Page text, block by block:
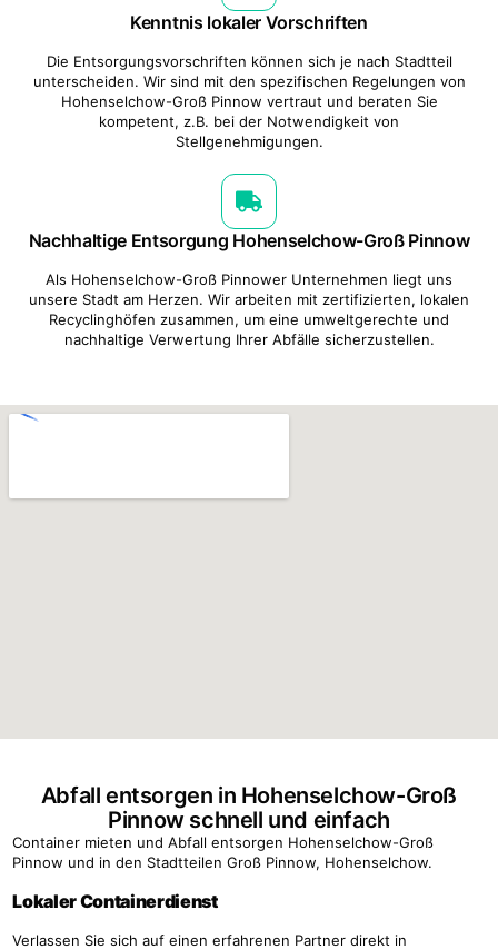
Kenntnis lokaler Vorschriften
Die Entsorgungsvorschriften können sich je nach Stadtteil
unterscheiden. Wir sind mit den spezifischen Regelungen von
Hohenselchow-Groß Pinnow vertraut und beraten Sie
kompetent, z.B. bei der Notwendigkeit von
Stellgenehmigungen.
Nachhaltige Entsorgung Hohenselchow-Groß Pinnow
Als Hohenselchow-Groß Pinnower Unternehmen liegt uns
unsere Stadt am Herzen. Wir arbeiten mit zertifizierten, lokalen
Recyclinghöfen zusammen, um eine umweltgerechte und
nachhaltige Verwertung Ihrer Abfälle sicherzustellen.
Abfall entsorgen in Hohenselchow-Groß
Pinnow schnell und einfach
Container mieten und Abfall entsorgen Hohenselchow-Groß
Pinnow und in den Stadtteilen Groß Pinnow, Hohenselchow.
Lokaler Containerdienst
Verlassen Sie sich auf einen erfahrenen Partner direkt in